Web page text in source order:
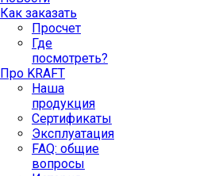
Как заказать
Просчет
Где
посмотреть?
Про KRAFT
Наша
продукция
Сертификаты
Эксплуатация
FAQ: общие
вопросы